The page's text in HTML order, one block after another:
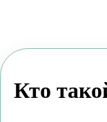
Кто